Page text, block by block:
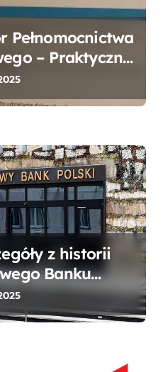
Pełnomocnictwa
– Praktyczny
z historii
Banku
mogłeś nie